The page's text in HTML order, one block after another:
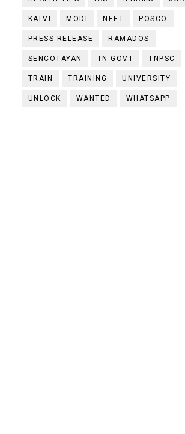
KALVI MODI NEET POSCO
PRESS RELEASE RAMADOS
SENCOTAYAN TN GOVT TNPSC
TRAIN TRAINING UNIVERSITY
UNLOCK WANTED WHATSAPP